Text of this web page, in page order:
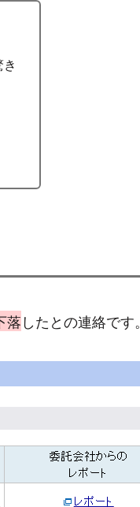
落したとの連絡です。